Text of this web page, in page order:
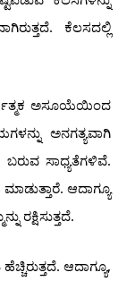
ಕೆಲಸದಲ್ಲಿ
ಅಸೂಯೆಯಿಂದ
ಅನಗತ್ಯವಾಗಿ
ಸಾಧ್ಯತೆಗಳಿವೆ.
ಆದಾಗ್ಯೂ
ರಕ್ಷಿಸುತ್ತದೆ.
ಆದಾಗ್ಯೂ,